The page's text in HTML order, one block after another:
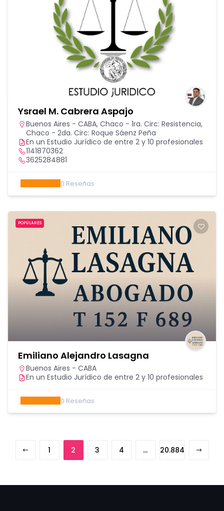
Ysrael M. Cabrera Aspajo
Buenos Aires - CABA, Chaco - 1ra. Circ: Resistencia,
Chaco - 2da. Circ: Roque Sáenz Peña
En un Estudio Jurídico de entre 2 y 10 profesionales
1141870362
3625284881
0 Reseñas
POPULARES
Emiliano Alejandro Lasagna
Buenos Aires - CABA
En un Estudio Jurídico de entre 2 y 10 profesionales
0 Reseñas
1 2 3 4 … 20.884